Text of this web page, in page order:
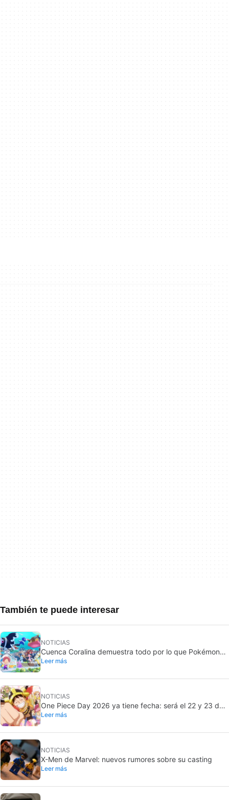
También te puede interesar
NOTICIAS
Cuenca Coralina demuestra todo por lo que Pokémon
Pokopia ha sido un éxito
Leer más
NOTICIAS
One Piece Day 2026 ya tiene fecha: será el 22 y 23 de
agosto
Leer más
NOTICIAS
X-Men de Marvel: nuevos rumores sobre su casting
Leer más